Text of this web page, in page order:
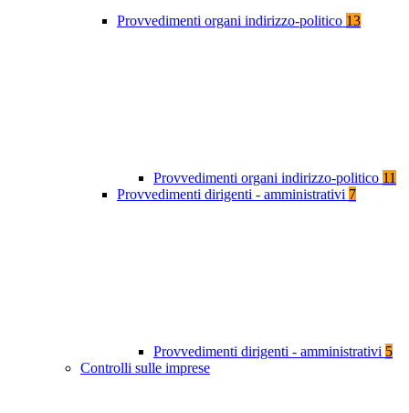
Provvedimenti organi indirizzo-politico 13
Provvedimenti organi indirizzo-politico 11
Provvedimenti dirigenti - amministrativi 7
Provvedimenti dirigenti - amministrativi 5
Controlli sulle imprese